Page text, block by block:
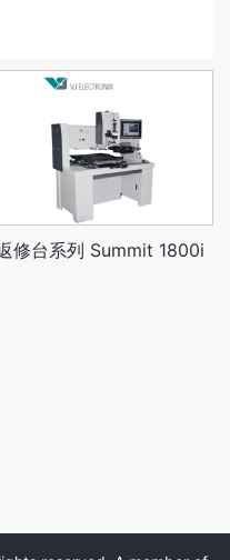
修台系列 Summit 1800i